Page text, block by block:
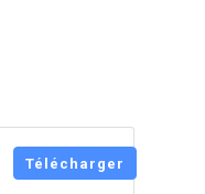
Télécharger